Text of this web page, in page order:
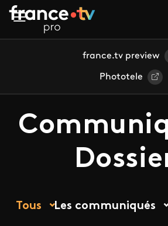
Aller au contenu principal
france.tv preview
Phototele
Tous Les communiqués